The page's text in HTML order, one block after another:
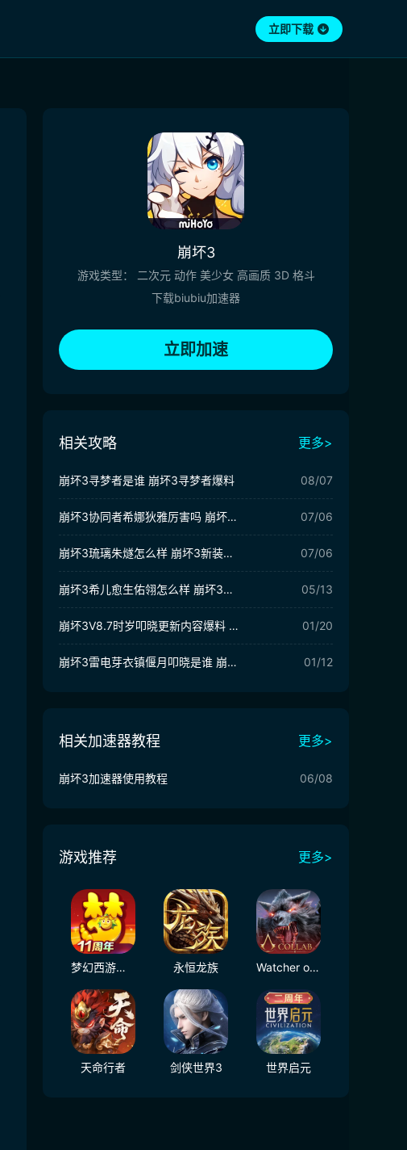
立即下载
崩坏3
游戏类型： 二次元 动作 美少女 高画质 3D 格斗
下载biubiu加速器
立即加速
相关攻略 更多>
崩坏3寻梦者是谁 崩坏3寻梦者爆料 08/07
崩坏3协同者希娜狄雅厉害吗 崩坏3希娜狄雅​技能解析 07/06
崩坏3琉璃朱燧怎么样 崩坏3新装备琉璃朱燧介绍 07/06
崩坏3希儿愈生佑翎怎么样 崩坏3希儿愈生佑翎介绍 05/13
崩坏3V8.7时岁叩晓更新内容爆料 崩坏3V8.7版本活动介绍 01/20
崩坏3雷电芽衣镇偃月叩晓是谁 崩坏3雷电芽衣镇偃月叩晓爆料 01/12
相关加速器教程 更多>
崩坏3加速器使用教程 06/08
游戏推荐 更多>
梦幻西游（大陆服） 永恒龙族 Watcher of Realms - US
天命行者 剑侠世界3 世界启元